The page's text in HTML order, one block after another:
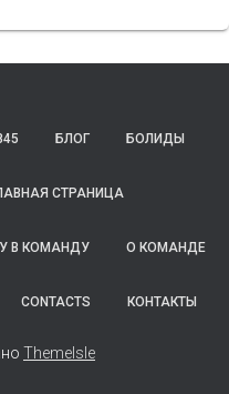
БЛОГ БОЛИДЫ
СТРАНИЦА
В КОМАНДУ О КОМАНДЕ
CONTACTS КОНТАКТЫ
ThemeIsle